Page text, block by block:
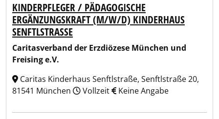
KINDERPFLEGER / PÄDAGOGISCHE
ERGÄNZUNGSKRAFT (M/W/D) KINDERHAUS
SENFTLSTRASSE
Caritasverband der Erzdiözese München und
Freising e.V.
Caritas Kinderhaus Senftlstraße, Senftlstraße 20,
81541 München
Vollzeit Keine Angabe